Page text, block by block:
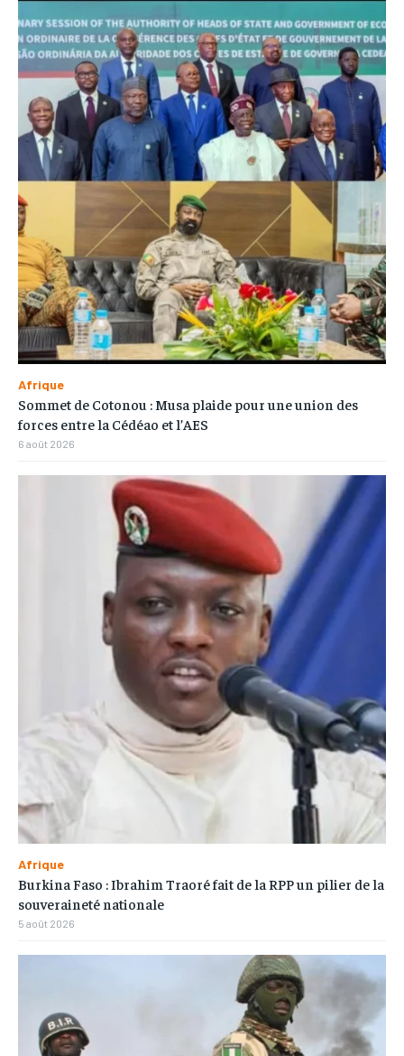
Afrique
Sommet de Cotonou : Musa plaide pour une union des
forces entre la Cédéao et l’AES
6 août 2026
Afrique
Burkina Faso : Ibrahim Traoré fait de la RPP un pilier de la
souveraineté nationale
5 août 2026